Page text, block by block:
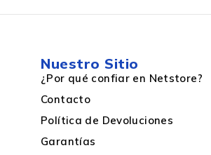
Nuestro Sitio
¿Por qué confiar en Netstore?
Contacto
Política de Devoluciones
Garantías